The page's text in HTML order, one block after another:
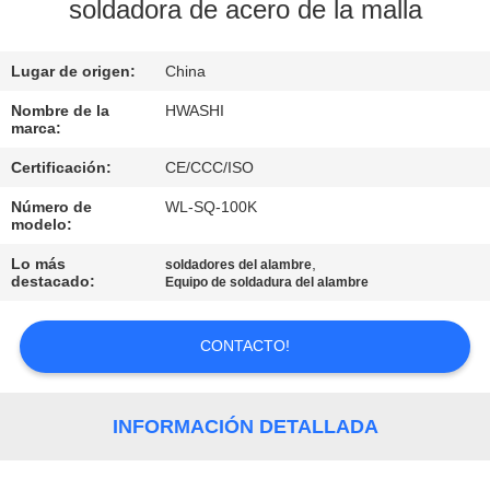
DE
CALIDAD
EN
CONTACTO
CON
NOTICIAS
soldadora de acero de la malla
Lugar de origen: China
Nombre de la
marca:
HWASHI
Certificación: CE/CCC/ISO
Número de
modelo:
WL-SQ-100K
Lo más
destacado:
soldadores del alambre,
Equipo de soldadura del alambre
CONTACTO!
INFORMACIÓN DETALLADA